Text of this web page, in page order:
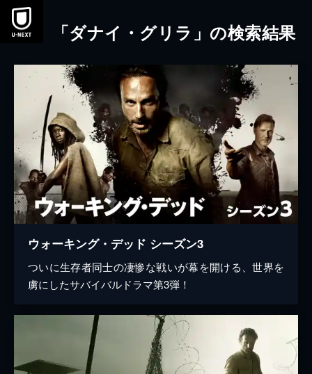
本文へスキップ
「ダナイ・グリラ」の検索結果
ウォーキング・デッド シーズン3
ついに生存者同士の凄惨な戦いが幕を開ける、世界を
虜にしたサバイバルドラマ第3弾！